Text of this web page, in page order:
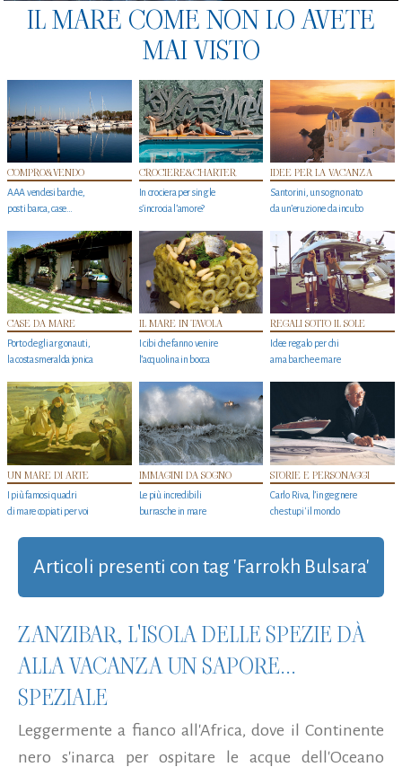
IL MARE COME NON LO AVETE
MAI VISTO
COMPRO&VENDO
AAA vendesi barche,
posti barca, case…
CROCIERE&CHARTER
In crociera per single
s'incrocia l’amore?
IDEE PER LA VACANZA
Santorini, un sogno nato
da un’eruzione da incubo
CASE DA MARE
Porto degli argonauti,
la costa smeralda jonica
IL MARE IN TAVOLA
I cibi che fanno venire
l’acquolina in bocca
REGALI SOTTO IL SOLE
Idee regalo per chi
ama barche e mare
UN MARE DI ARTE
I più famosi quadri
di mare copiati per voi
IMMAGINI DA SOGNO
Le più incredibili
burrasche in mare
STORIE E PERSONAGGI
Carlo Riva, l’ingegnere
che stupi' il mondo
Articoli presenti con tag 'Farrokh Bulsara'
ZANZIBAR, L'ISOLA DELLE SPEZIE DÀ
ALLA VACANZA UN SAPORE...
SPEZIALE
Leggermente a fianco all'Africa, dove il Continente
nero s'inarca per ospitare le acque dell'Oceano